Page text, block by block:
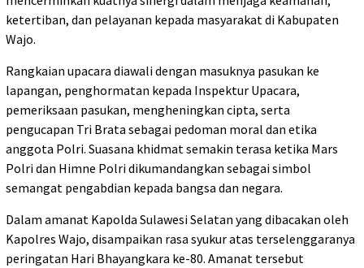
ketertiban, dan pelayanan kepada masyarakat di Kabupaten
Wajo.
Rangkaian upacara diawali dengan masuknya pasukan ke
lapangan, penghormatan kepada Inspektur Upacara,
pemeriksaan pasukan, mengheningkan cipta, serta
pengucapan Tri Brata sebagai pedoman moral dan etika
anggota Polri. Suasana khidmat semakin terasa ketika Mars
Polri dan Himne Polri dikumandangkan sebagai simbol
semangat pengabdian kepada bangsa dan negara.
Dalam amanat Kapolda Sulawesi Selatan yang dibacakan oleh
Kapolres Wajo, disampaikan rasa syukur atas terselenggaranya
peringatan Hari Bhayangkara ke-80. Amanat tersebut